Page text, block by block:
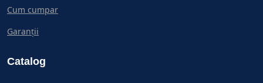
Cum cumpar
Garanții
Catalog